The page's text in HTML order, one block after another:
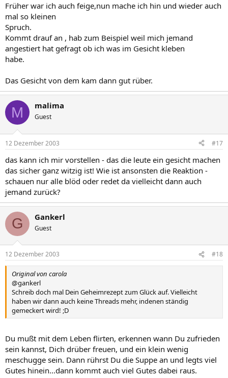
Früher war ich auch feige,nun mache ich hin und wieder auch
mal so kleinen
Spruch.
Kommt drauf an , hab zum Beispiel weil mich jemand
angestiert hat gefragt ob ich was im Gesicht kleben
habe.
Das Gesicht von dem kam dann gut rüber.
M malima
Guest
12 Dezember 2003 #17
das kann ich mir vorstellen - das die leute ein gesicht machen
das sicher ganz witzig ist! Wie ist ansonsten die Reaktion -
schauen nur alle blöd oder redet da vielleicht dann auch
jemand zurück?
G Gankerl
Guest
12 Dezember 2003 #18
Original von carola
@gankerl
Schreib doch mal Dein Geheimrezept zum Glück auf. Vielleicht
haben wir dann auch keine Threads mehr, indenen ständig
gemeckert wird! ;D
Du mußt mit dem Leben flirten, erkennen wann Du zufrieden
sein kannst, Dich drüber freuen, und ein klein wenig
meschugge sein. Dann rührst Du die Suppe an und legts viel
Gutes hinein...dann kommt auch viel Gutes dabei raus.